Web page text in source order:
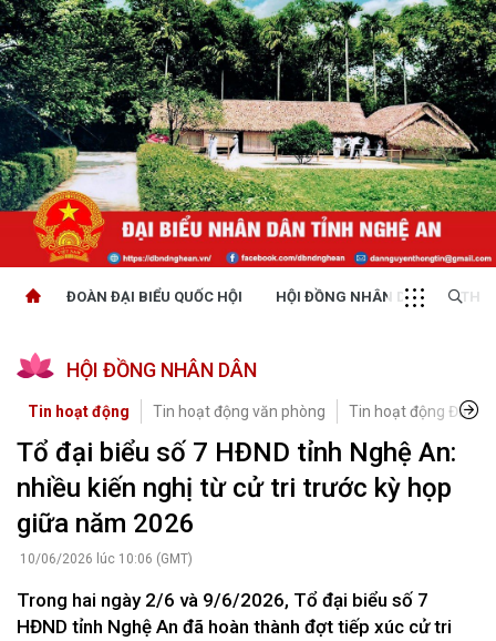
ĐOÀN ĐẠI BIỂU QUỐC HỘI HỘI ĐỒNG NHÂN DÂN
HỘI ĐỒNG NHÂN DÂN
Tin hoạt động Tin hoạt động văn phòng Tin hoạt động Đảng,
Tổ đại biểu số 7 HĐND tỉnh Nghệ An:
nhiều kiến nghị từ cử tri trước kỳ họp
giữa năm 2026
10/06/2026 lúc 10:06 (GMT)
Trong hai ngày 2/6 và 9/6/2026, Tổ đại biểu số 7
HĐND tỉnh Nghệ An đã hoàn thành đợt tiếp xúc cử tri